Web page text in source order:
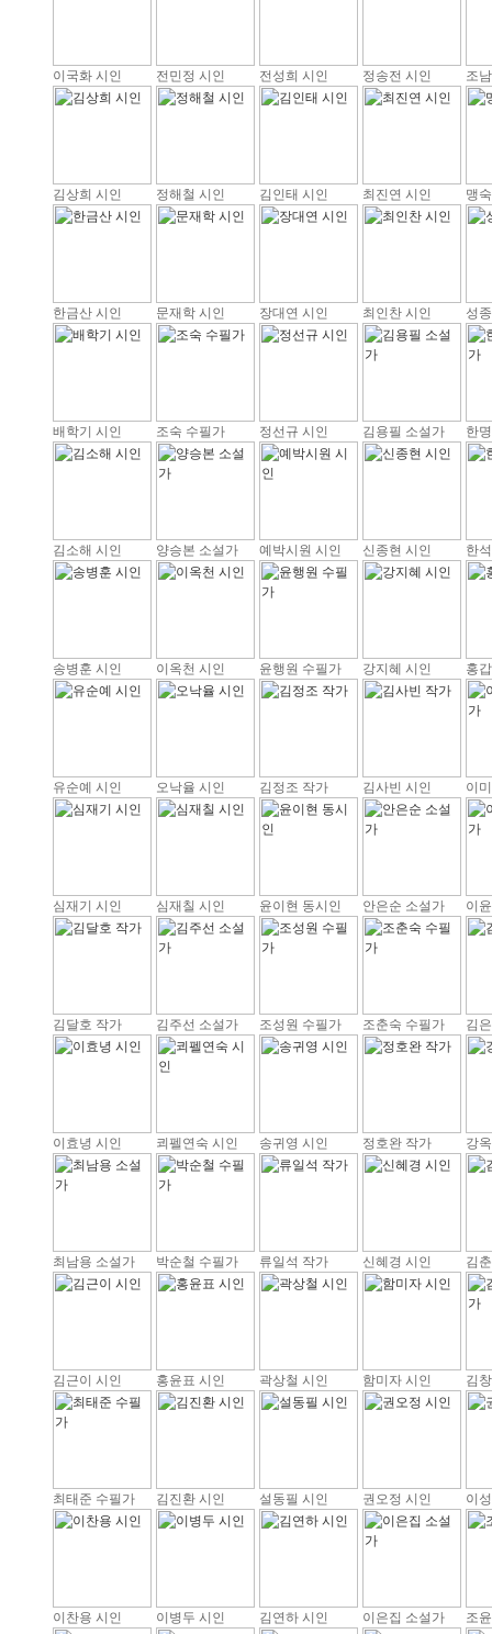
이국화 시인 전민정 시인 전성희 시인 정송전 시인 조
김상희 시인 정해철 시인 김인태 시인 최진연 시인 맹
한금산 시인 문재학 시인 장대연 시인 최인찬 시인 성
배학기 시인 조숙 수필가 정선규 시인 김용필 소설가 한
김소해 시인 양승본 소설가 예박시원 시인 신종현 시인 한
송병훈 시인 이옥천 시인 윤행원 수필가 강지혜 시인 홍
유순예 시인 오낙율 시인 김정조 작가 김사빈 시인 이
심재기 시인 심재칠 시인 윤이현 동시인 안은순 소설가 이
김달호 작가 김주선 소설가 조성원 수필가 조춘숙 수필가 김
이효녕 시인 쾨펠연숙 시인 송귀영 시인 정호완 작가 강
최남용 소설가 박순철 수필가 류일석 작가 신혜경 시인 김
김근이 시인 홍윤표 시인 곽상철 시인 함미자 시인 김
최태준 수필가 김진환 시인 설동필 시인 권오정 시인 이
이찬용 시인 이병두 시인 김연하 시인 이은집 소설가 조